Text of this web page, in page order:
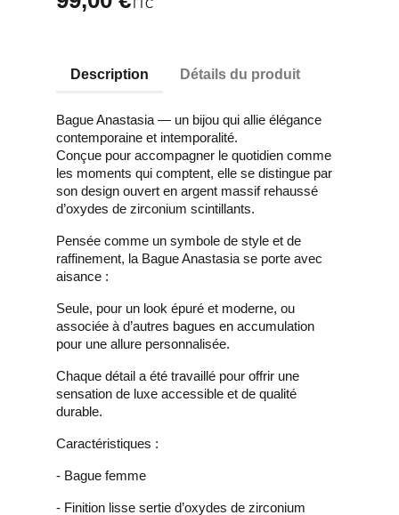
TTC
Description Détails du produit
Bague Anastasia — un bijou qui allie élégance
contemporaine et intemporalité.
Conçue pour accompagner le quotidien comme
les moments qui comptent, elle se distingue par
son design ouvert en argent massif rehaussé
d’oxydes de zirconium scintillants.
Pensée comme un symbole de style et de
raffinement, la Bague Anastasia se porte avec
aisance :
Seule, pour un look épuré et moderne, ou
associée à d’autres bagues en accumulation
pour une allure personnalisée.
Chaque détail a été travaillé pour offrir une
sensation de luxe accessible et de qualité
durable.
Caractéristiques :
- Bague femme
- Finition lisse sertie d’oxydes de zirconium